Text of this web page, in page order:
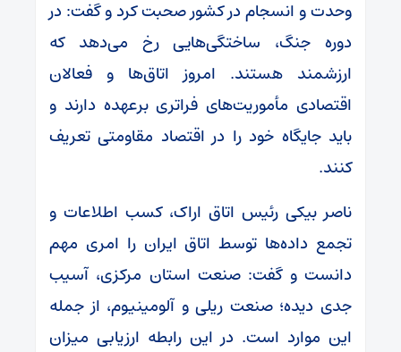
وحدت و انسجام در کشور صحبت کرد و گفت: در
دوره جنگ، ساختگی‌هایی رخ می‌دهد که
ارزشمند هستند. امروز اتاق‌ها و فعالان
اقتصادی مأموریت‌های فراتری برعهده دارند و
باید جایگاه خود را در اقتصاد مقاومتی تعریف
کنند.
ناصر بیکی رئیس اتاق اراک، کسب اطلاعات و
تجمع داده‌ها توسط اتاق ایران را امری مهم
دانست و گفت: صنعت استان مرکزی، آسیب
جدی دیده؛ صنعت ریلی و آلومینیوم، از جمله
این موارد است. در این رابطه ارزیابی میزان